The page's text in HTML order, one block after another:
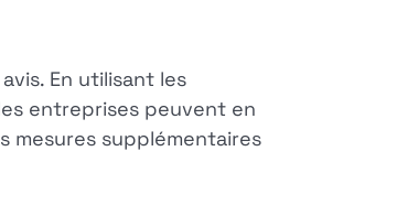
En utilisant les
entreprises peuvent en
mesures supplémentaires